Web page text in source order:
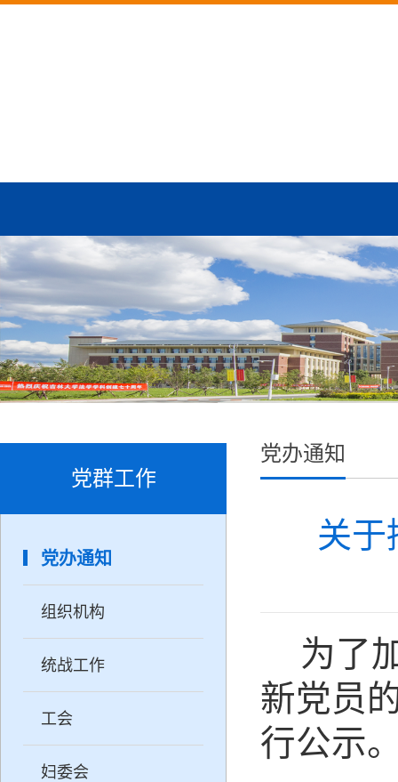
党群工作
党办通知
组织机构
统战工作
工会
妇委会
党办通知
关于
为了
新党员
行公示